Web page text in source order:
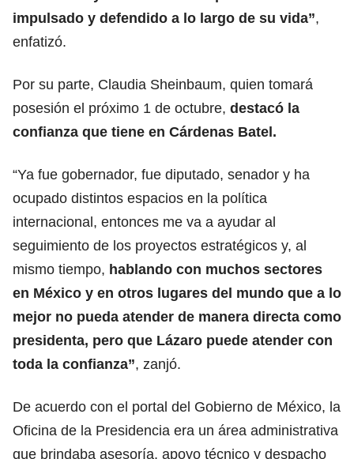
impulsado y defendido a lo largo de su vida”,
enfatizó.
Por su parte, Claudia Sheinbaum, quien tomará
posesión el próximo 1 de octubre, destacó la
confianza que tiene en Cárdenas Batel.
“Ya fue gobernador, fue diputado, senador y ha
ocupado distintos espacios en la política
internacional, entonces me va a ayudar al
seguimiento de los proyectos estratégicos y, al
mismo tiempo, hablando con muchos sectores
en México y en otros lugares del mundo que a lo
mejor no pueda atender de manera directa como
presidenta, pero que Lázaro puede atender con
toda la confianza”, zanjó.
De acuerdo con el portal del Gobierno de México, la
Oficina de la Presidencia era un área administrativa
que brindaba asesoría, apoyo técnico y despacho